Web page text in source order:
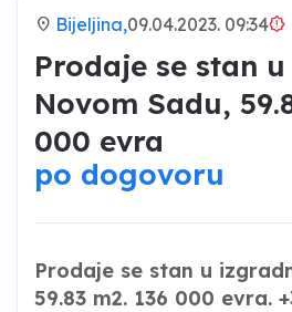
location_on Bijeljina,09.04.2023. 09:34brightness_alert
Prodaje se stan
Novom Sadu,
000 evra
po dogovoru
Prodaje se stan u
59.83 m2. 136 000 evra.